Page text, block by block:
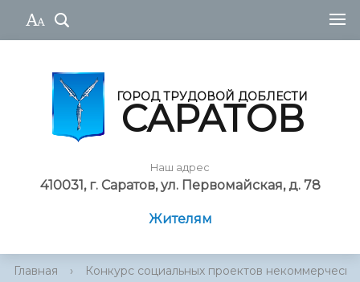
ГОРОД ТРУДОВОЙ ДОБЛЕСТИ
САРАТОВ
Наш адрес
410031, г. Саратов, ул. Первомайская, д. 78
Жителям
Главная › Конкурс социальных проектов некоммерческ...